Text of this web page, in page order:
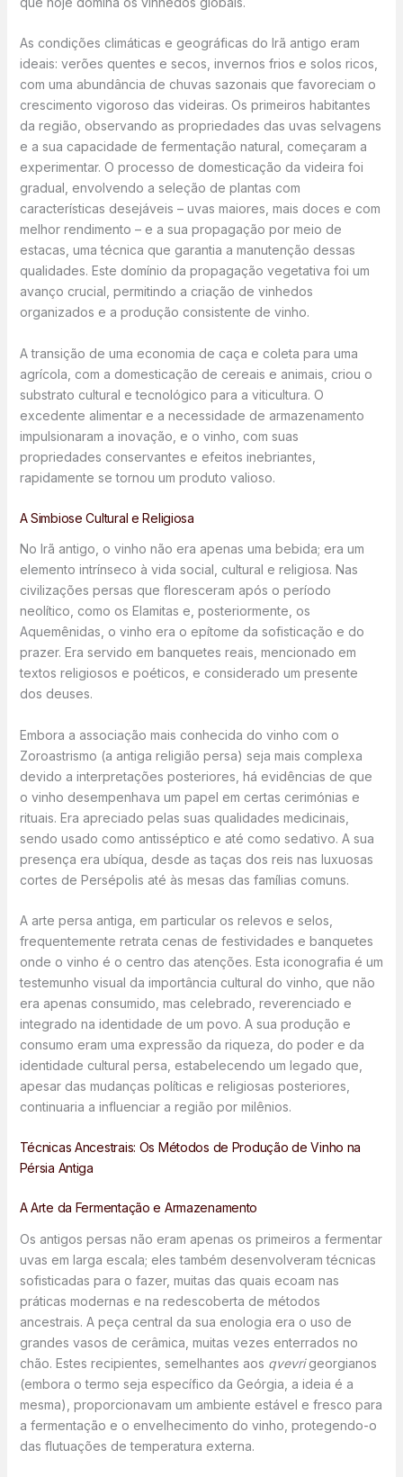
As condições climáticas e geográficas do Irã antigo eram
ideais: verões quentes e secos, invernos frios e solos ricos,
com uma abundância de chuvas sazonais que favoreciam o
crescimento vigoroso das videiras. Os primeiros habitantes
da região, observando as propriedades das uvas selvagens
e a sua capacidade de fermentação natural, começaram a
experimentar. O processo de domesticação da videira foi
gradual, envolvendo a seleção de plantas com
características desejáveis – uvas maiores, mais doces e com
melhor rendimento – e a sua propagação por meio de
estacas, uma técnica que garantia a manutenção dessas
qualidades. Este domínio da propagação vegetativa foi um
avanço crucial, permitindo a criação de vinhedos
organizados e a produção consistente de vinho.
A transição de uma economia de caça e coleta para uma
agrícola, com a domesticação de cereais e animais, criou o
substrato cultural e tecnológico para a viticultura. O
excedente alimentar e a necessidade de armazenamento
impulsionaram a inovação, e o vinho, com suas
propriedades conservantes e efeitos inebriantes,
rapidamente se tornou um produto valioso.
A Simbiose Cultural e Religiosa
No Irã antigo, o vinho não era apenas uma bebida; era um
elemento intrínseco à vida social, cultural e religiosa. Nas
civilizações persas que floresceram após o período
neolítico, como os Elamitas e, posteriormente, os
Aquemênidas, o vinho era o epítome da sofisticação e do
prazer. Era servido em banquetes reais, mencionado em
textos religiosos e poéticos, e considerado um presente
dos deuses.
Embora a associação mais conhecida do vinho com o
Zoroastrismo (a antiga religião persa) seja mais complexa
devido a interpretações posteriores, há evidências de que
o vinho desempenhava um papel em certas cerimónias e
rituais. Era apreciado pelas suas qualidades medicinais,
sendo usado como antisséptico e até como sedativo. A sua
presença era ubíqua, desde as taças dos reis nas luxuosas
cortes de Persépolis até às mesas das famílias comuns.
A arte persa antiga, em particular os relevos e selos,
frequentemente retrata cenas de festividades e banquetes
onde o vinho é o centro das atenções. Esta iconografia é um
testemunho visual da importância cultural do vinho, que não
era apenas consumido, mas celebrado, reverenciado e
integrado na identidade de um povo. A sua produção e
consumo eram uma expressão da riqueza, do poder e da
identidade cultural persa, estabelecendo um legado que,
apesar das mudanças políticas e religiosas posteriores,
continuaria a influenciar a região por milênios.
Técnicas Ancestrais: Os Métodos de Produção de Vinho na
Pérsia Antiga
A Arte da Fermentação e Armazenamento
Os antigos persas não eram apenas os primeiros a fermentar
uvas em larga escala; eles também desenvolveram técnicas
sofisticadas para o fazer, muitas das quais ecoam nas
práticas modernas e na redescoberta de métodos
ancestrais. A peça central da sua enologia era o uso de
grandes vasos de cerâmica, muitas vezes enterrados no
chão. Estes recipientes, semelhantes aos qvevrigeorgianos
(embora o termo seja específico da Geórgia, a ideia é a
mesma), proporcionavam um ambiente estável e fresco para
a fermentação e o envelhecimento do vinho, protegendo-o
das flutuações de temperatura externa.